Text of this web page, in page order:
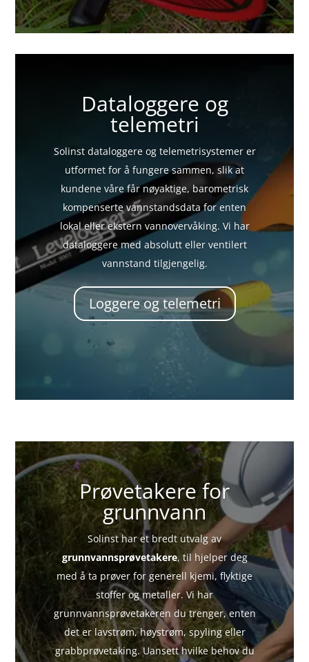
Dataloggere og
telemetri
Solinst dataloggere og telemetrisystemerer
utformet for å fungere sammen, slik at
kundene våre får nøyaktige, barometrisk
kompenserte vannstandsdata for enten
lokal eller ekstern vannovervåking. Vi har
dataloggere med absolutt eller ventilert
vannstand tilgjengelig.
Loggere og telemetri
Prøvetakere for
grunnvann
Solinst har et bredt utvalg av
grunnvannsprøvetakere, tilhjelper deg
med å ta prøver for generell kjemi, flyktige
stoffer og metaller. Vi har
grunnvannsprøvetakeren du trenger, enten
det er lavstrøm, høystrøm, spyling eller
grabbprøvetaking. Uansett hvilke behov du